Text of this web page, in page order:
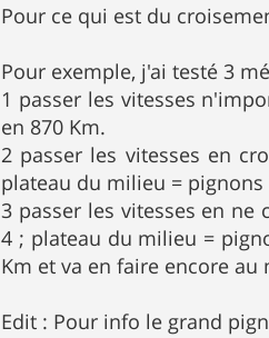
Pour ce qui est du
Pour exemple, j'ai testé 3
1 passer les vitesses
en 870 Km.
2 passer les vitesses en
plateau du milieu =
3 passer les vitesses en
4 ; plateau du milieu =
Km et va en faire encore au
Edit : Pour info le grand